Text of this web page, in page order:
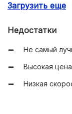
Отличный
Загрузить еще
Недостатки
Не самый
Высокая
Низкая